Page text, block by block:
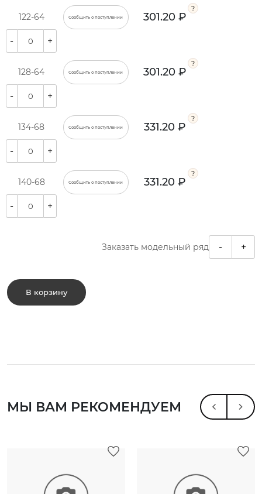
122-64 Сообщить о поступлении 301.20 ₽
- +
128-64 Сообщить о поступлении 301.20 ₽
- +
134-68 Сообщить о поступлении 331.20 ₽
- +
140-68 Сообщить о поступлении 331.20 ₽
- +
Заказать модельный ряд - +
В корзину
МЫ ВАМ РЕКОМЕНДУЕМ